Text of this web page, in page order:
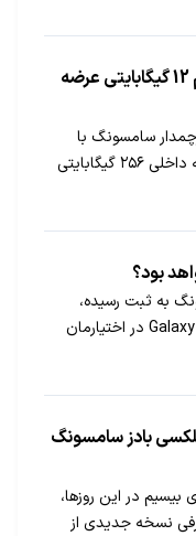
نسخه پایه گلکسی S25 با رم 12 گیگابایتی عرضه
سامسونگ با
حافظه رم ۱۲ گیگابایتی و حافظه داخلی ۲۵۶ گیگابایتی
به ثبت رسیده،
اطلاعات جالبی در مورد Galaxy Fold 2 در اختیارمان
بادز سامسونگ
در این روزها،
نسخه جدیدی از